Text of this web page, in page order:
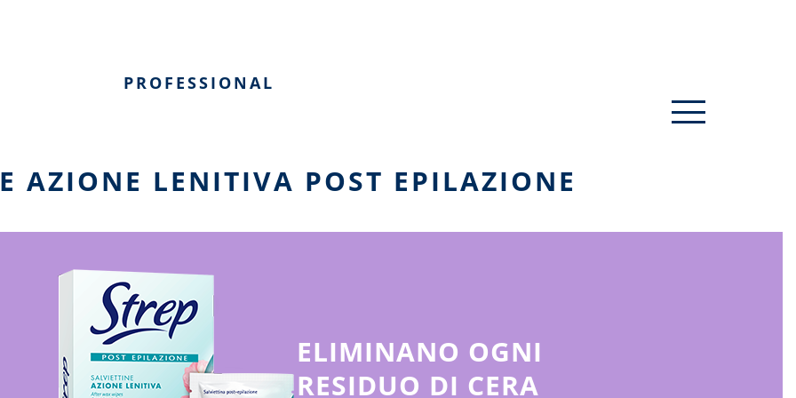
PROFESSIONAL
AZIONE LENITIVA POST EPILAZIONE
ELIMINANO OGNI
RESIDUO DI CERA